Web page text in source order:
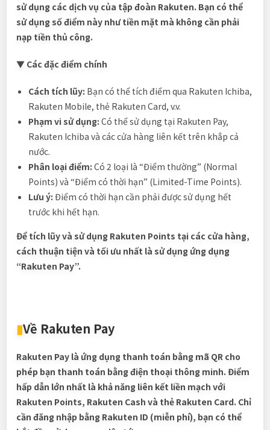
sử dụng các dịch vụ của tập đoàn Rakuten. Bạn có thể
sử dụng số điểm này như tiền mặt mà không cần phải
nạp tiền thủ công.
▼ Các đặc điểm chính
Cách tích lũy: Bạn có thể tích điểm qua Rakuten Ichiba,
Rakuten Mobile, thẻ Rakuten Card, v.v.
Phạm vi sử dụng: Có thể sử dụng tại Rakuten Pay,
Rakuten Ichiba và các cửa hàng liên kết trên khắp cả
nước.
Phân loại điểm: Có 2 loại là “Điểm thường” (Normal
Points) và “Điểm có thời hạn” (Limited-Time Points).
Lưu ý: Điểm có thời hạn cần phải được sử dụng hết
trước khi hết hạn.
Để tích lũy và sử dụng Rakuten Points tại các cửa hàng,
cách thuận tiện và tối ưu nhất là sử dụng ứng dụng
“Rakuten Pay”.
▮Về Rakuten Pay
Rakuten Pay là ứng dụng thanh toán bằng mã QR cho
phép bạn thanh toán bằng điện thoại thông minh. Điểm
hấp dẫn lớn nhất là khả năng liên kết liền mạch với
Rakuten Points, Rakuten Cash và thẻ Rakuten Card. Chỉ
cần đăng nhập bằng Rakuten ID (miễn phí), bạn có thể